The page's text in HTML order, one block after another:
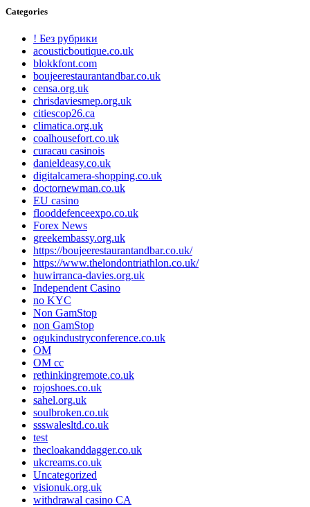
Categories
! Без рубрики
acousticboutique.co.uk
blokkfont.com
boujeerestaurantandbar.co.uk
censa.org.uk
chrisdaviesmep.org.uk
citiescop26.ca
climatica.org.uk
coalhousefort.co.uk
curacau casinois
danieldeasy.co.uk
digitalcamera-shopping.co.uk
doctornewman.co.uk
EU casino
flooddefenceexpo.co.uk
Forex News
greekembassy.org.uk
https://boujeerestaurantandbar.co.uk/
https://www.thelondontriathlon.co.uk/
huwirranca-davies.org.uk
Independent Casino
no KYC
Non GamStop
non GamStop
ogukindustryconference.co.uk
OM
OM cc
rethinkingremote.co.uk
rojoshoes.co.uk
sahel.org.uk
soulbroken.co.uk
ssswalesltd.co.uk
test
thecloakanddagger.co.uk
ukcreams.co.uk
Uncategorized
visionuk.org.uk
withdrawal casino CA